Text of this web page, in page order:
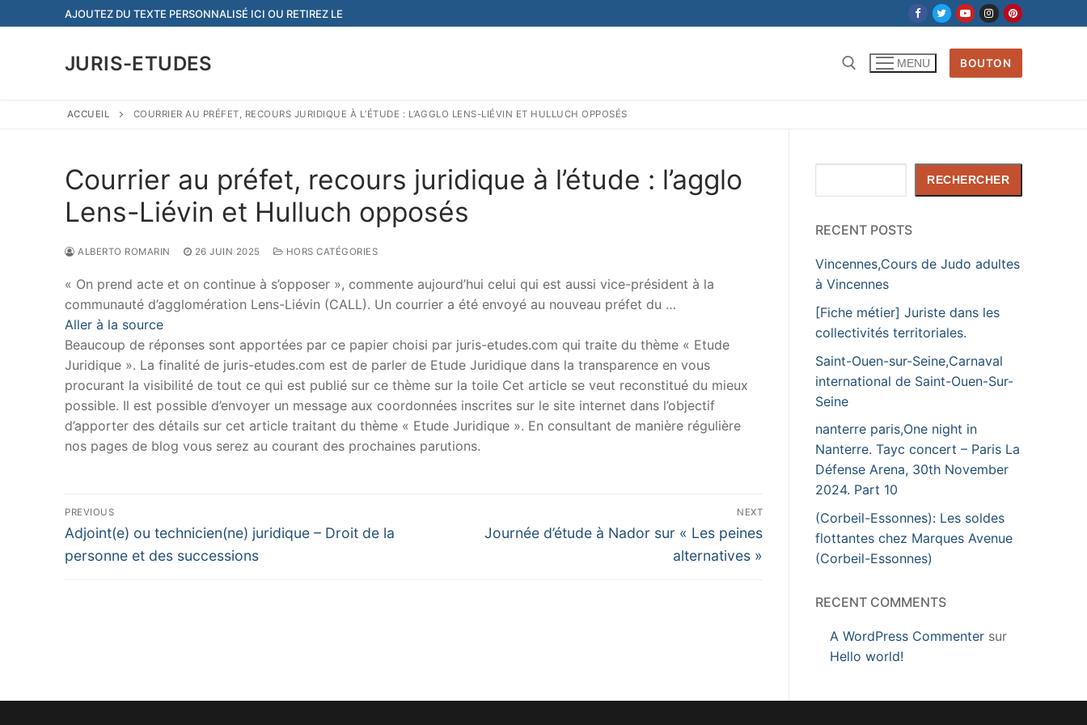
au
AJOUTEZ DU TEXTE PERSONNALISÉ ICI OU RETIREZ LE
JURIS-ETUDES MENU BOUTON
ACCUEIL COURRIER AU PRÉFET, RECOURS JURIDIQUE À L’ÉTUDE : L’AGGLO LENS-LIÉVIN ET HULLUCH OPPOSÉS
Courrier au préfet, recours juridique à l’étude : l’agglo
Lens-Liévin et Hulluch opposés
ALBERTO ROMARIN 26 JUIN 2025 HORS CATÉGORIES
« On prend acte et on continue à s’opposer », commente aujourd’hui celui qui est aussi vice-président à la
communauté d’agglomération Lens-Liévin (CALL). Un courrier a été envoyé au nouveau préfet du …
Aller à la source
Beaucoup de réponses sont apportées par ce papier choisi par juris-etudes.com qui traite du thème « Etude
Juridique ». La finalité de juris-etudes.com est de parler de Etude Juridique dans la transparence en vous
procurant la visibilité de tout ce qui est publié sur ce thème sur la toile Cet article se veut reconstitué du mieux
possible. Il est possible d’envoyer un message aux coordonnées inscrites sur le site internet dans l’objectif
d’apporter des détails sur cet article traitant du thème « Etude Juridique ». En consultant de manière régulière
nos pages de blog vous serez au courant des prochaines parutions.
Navigation
de
l’article
PREVIOUS
Previous
post:
Adjoint(e) ou technicien(ne) juridique – Droit de la
personne et des successions
NEXT
Next
Journée d’étude à Nador sur « Les peines
alternatives »
RECHERCHER
RECENT POSTS
Vincennes,Cours de Judo adultes
à Vincennes
[Fiche métier] Juriste dans les
collectivités territoriales.
Saint-Ouen-sur-Seine,Carnaval
international de Saint-Ouen-Sur-
Seine
nanterre paris,One night in
Nanterre. Tayc concert – Paris La
Défense Arena, 30th November
2024. Part 10
(Corbeil-Essonnes): Les soldes
flottantes chez Marques Avenue
(Corbeil-Essonnes)
RECENT COMMENTS
A WordPress Commenter sur
Hello world!